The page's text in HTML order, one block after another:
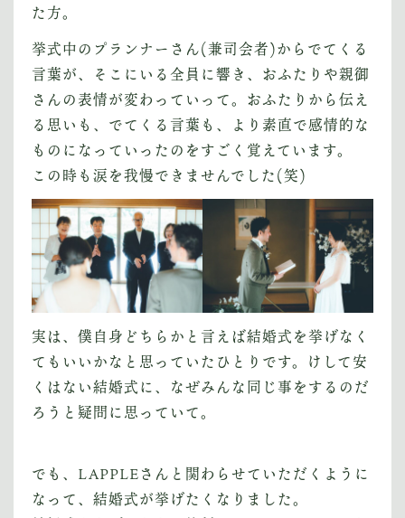
た方。
挙式中のプランナーさん(兼司会者)からでてくる
言葉が、そこにいる全員に響き、おふたりや親御
さんの表情が変わっていって。おふたりから伝え
る思いも、でてくる言葉も、より素直で感情的な
ものになっていったのをすごく覚えています。
この時も涙を我慢できませんでした(笑)
実は、僕自身どちらかと言えば結婚式を挙げなく
てもいいかなと思っていたひとりです。けして安
くはない結婚式に、なぜみんな同じ事をするのだ
ろうと疑問に思っていて。
でも、LAPPLEさんと関わらせていただくように
なって、結婚式が挙げたくなりました。